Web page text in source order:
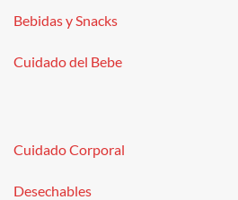
Bebidas y Snacks
Cuidado del Bebe
Cuidado Corporal
Desechables